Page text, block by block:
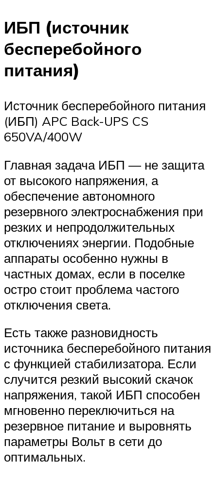
ИБП (источник
бесперебойного
питания)
Источник бесперебойного питания
(ИБП) APC Back-UPS CS
650VA/400W
Главная задача ИБП — не защита
от высокого напряжения, а
обеспечение автономного
резервного электроснабжения при
резких и непродолжительных
отключениях энергии. Подобные
аппараты особенно нужны в
частных домах, если в поселке
остро стоит проблема частого
отключения света.
Есть также разновидность
источника бесперебойного питания
с функцией стабилизатора. Если
случится резкий высокий скачок
напряжения, такой ИБП способен
мгновенно переключиться на
резервное питание и выровнять
параметры Вольт в сети до
оптимальных.